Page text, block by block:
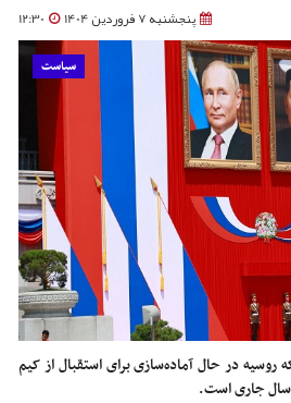
پنجشنبه 7 فروردین 1404 12:30
سیاست
روسیه در حال آماده‌سازی برای استقبال از کیم
سال جاری است.